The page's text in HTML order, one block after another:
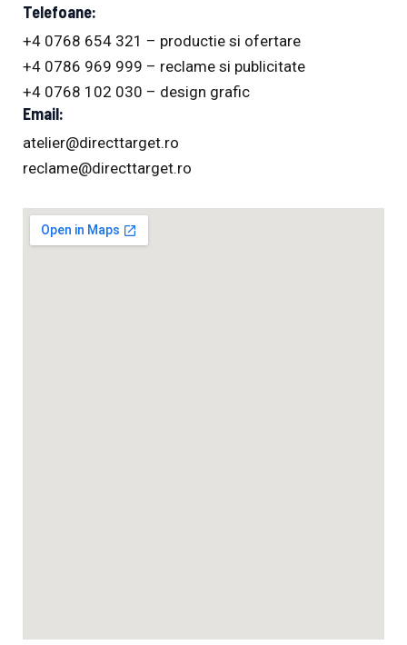
Telefoane:
+4 0768 654 321 – productie si ofertare
+4 0786 969 999 – reclame si publicitate
+4 0768 102 030 – design grafic
Email:
atelier@directtarget.ro
reclame@directtarget.ro